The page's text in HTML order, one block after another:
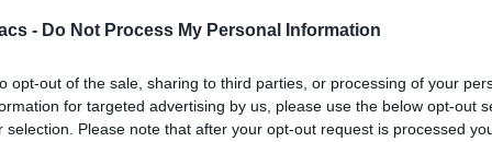
- Do Not Process My Personal Information
opt-out of the sale, sharing to third parties, or processing of your
for targeted advertising by us, please use the below opt-out
selection. Please note that after your opt-out request is processed